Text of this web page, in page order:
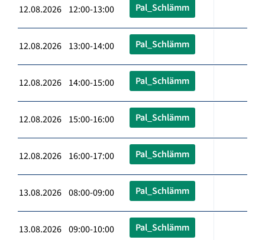
12.08.2026 12:00-13:00 Pal_Schlämm
12.08.2026 13:00-14:00 Pal_Schlämm
12.08.2026 14:00-15:00 Pal_Schlämm
12.08.2026 15:00-16:00 Pal_Schlämm
12.08.2026 16:00-17:00 Pal_Schlämm
13.08.2026 08:00-09:00 Pal_Schlämm
13.08.2026 09:00-10:00 Pal_Schlämm